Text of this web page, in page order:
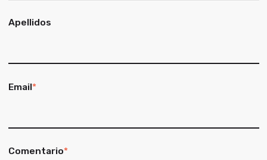
Apellidos
Email*
Comentario*